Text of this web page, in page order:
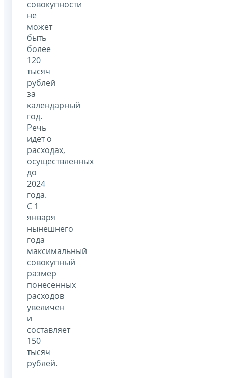
совокупности
не
может
быть
более
120
тысяч
рублей
за
календарный
год.
Речь
идет о
расходах,
осуществленных
до
2024
года.
С 1
января
нынешнего
года
максимальный
совокупный
размер
понесенных
расходов
увеличен
и
составляет
150
тысяч
рублей.